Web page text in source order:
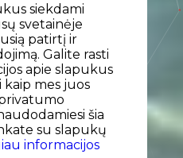
siekdami
svetainėje
patirtį ir
Galite rasti
apie slapukus
mes juos
šia
su slapukų
informacijos